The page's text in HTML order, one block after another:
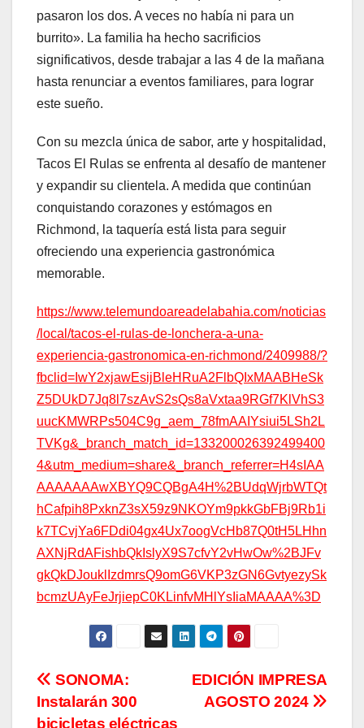
pasaron los dos. A veces no había ni para un
burrito». La familia ha hecho sacrificios
significativos, desde trabajar a las 4 de la mañana
hasta renunciar a eventos familiares, para lograr
este sueño.
Con su mezcla única de sabor, arte y hospitalidad,
Tacos El Rulas se enfrenta al desafío de mantener
y expandir su clientela. A medida que continúan
conquistando corazones y estómagos en
Richmond, la taquería está lista para seguir
ofreciendo una experiencia gastronómica
memorable.
https://www.telemundoareadelabahia.com/noticias
/local/tacos-el-rulas-de-lonchera-a-una-
experiencia-gastronomica-en-richmond/2409988/?
fbclid=IwY2xjawEsijBleHRuA2FlbQIxMAABHeSk
Z5DUkD7Jq8l7szAvS2sQs8aVxtaa9RGf7KlVhS3
uucKMWRPs504C9g_aem_78fmAAIYsiui5LSh2L
TVKg&_branch_match_id=133200026392499400
4&utm_medium=share&_branch_referrer=H4sIAA
AAAAAAAwXBYQ9CQBgA4H%2BUdqWjrbWTQt
hCafpih8PxknZ3sX59z9NKOYm9pkkGbFBj9Rb1i
k7TCvjYa6FDdi04gx4Ux7oogVcHb87Q0tH5LHhn
AXNjRdAFishbQkIslyX9S7cfvY2vHwOw%2BJFv
gkQkDJouklIzdmrsQ9omG6VKP3zGN6GvtyezySk
bcmzUAyFeJrjiepC0KLinfvMHlYsIiaMAAAA%3D
Navegación
de
EDICIÓN IMPRESA
AGOSTO 2024
SONOMA:
Instalarán 300
bicicletas eléctricas